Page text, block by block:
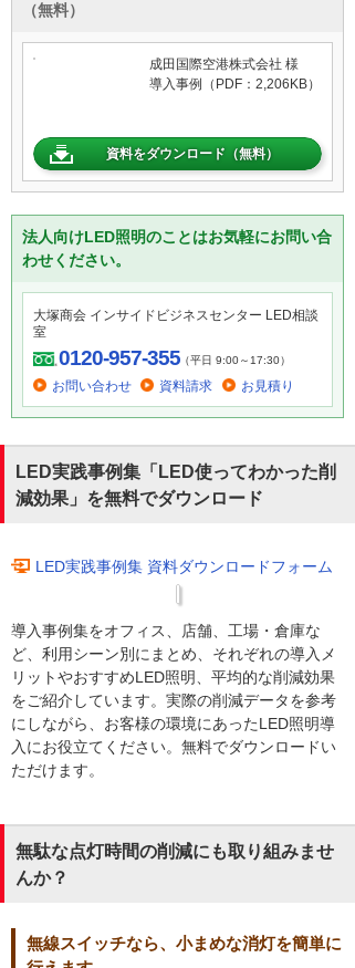
（無料）
成田国際空港株式会社 様
導入事例（PDF：2,206KB）
資料をダウンロード（無料）
法人向けLED照明のことはお気軽にお問い合
わせください。
大塚商会 インサイドビジネスセンター LED相談
室
0120-957-355（平日 9:00～17:30）
お問い合わせ 資料請求 お見積り
LED実践事例集「LED使ってわかった削
減効果」を無料でダウンロード
LED実践事例集 資料ダウンロードフォーム
導入事例集をオフィス、店舗、工場・倉庫な
ど、利用シーン別にまとめ、それぞれの導入メ
リットやおすすめLED照明、平均的な削減効果
をご紹介しています。実際の削減データを参考
にしながら、お客様の環境にあったLED照明導
入にお役立てください。無料でダウンロードい
ただけます。
無駄な点灯時間の削減にも取り組みませ
んか？
無線スイッチなら、小まめな消灯を簡単に